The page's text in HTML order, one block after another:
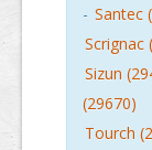
- Santec
Scrignac
Sizun
(29670)
Tourch